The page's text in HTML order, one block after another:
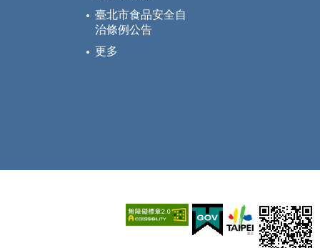
臺北市食品安全自
治條例公告
更多